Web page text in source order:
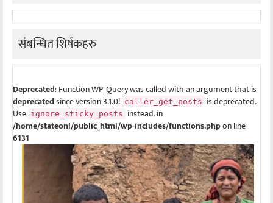
संबन्धित शिर्षकहरु
Deprecated: Function WP_Query was called with an argument that is
deprecatedsince version 3.1.0! caller_get_posts is deprecated.
Use ignore_sticky_posts instead. in
/home/stateonl/public_html/wp-includes/functions.phpon line
6131